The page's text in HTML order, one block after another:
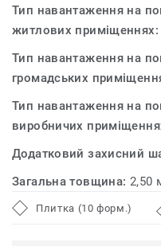
Тип навантаження на
житлових
Тип навантаження на
громадських
Тип навантаження на
виробничих
Додатковий захисний
Загальна товщина: 2,50
Плитка (10 форм.)